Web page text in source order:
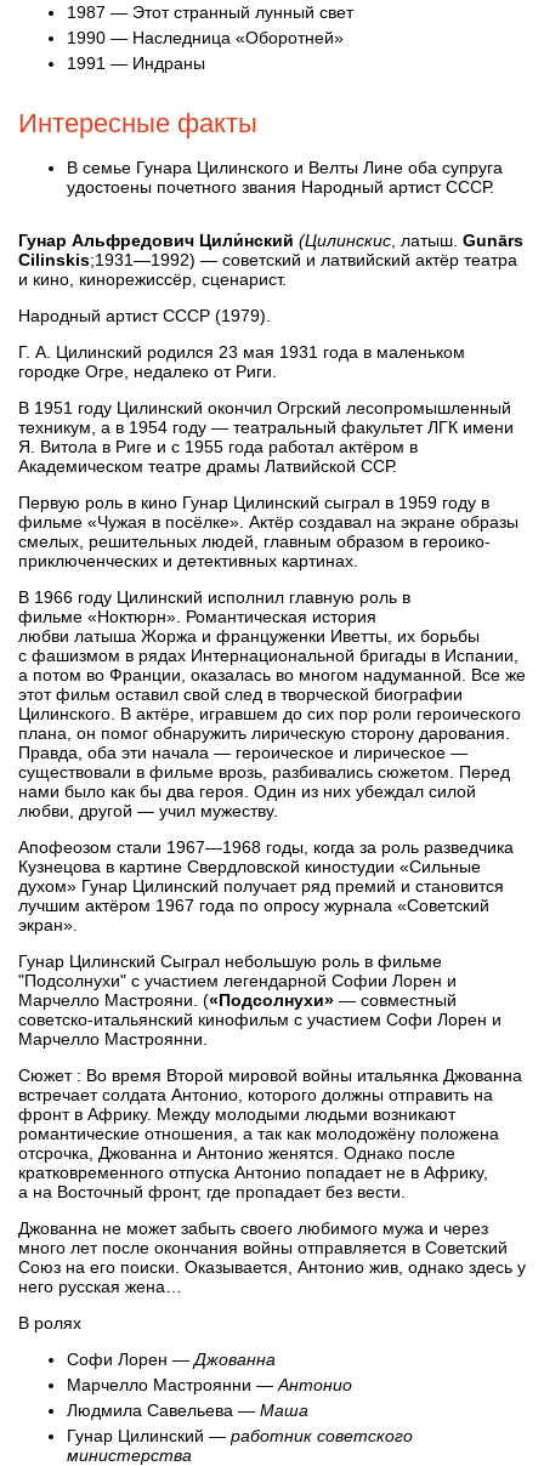
1987 — Этот странный лунный свет
1990 — Наследница «Оборотней»
1991 — Индраны
Интересные факты
В семье Гунара Цилинского и Велты Лине оба супруга
удостоены почетного звания Народный артист СССР.
Гунар Альфредович Цили́нский (Цилинскис , латыш. Gunārs
Cilinskis;1931—1992) — советский и латвийский актёр театра
и кино, кинорежиссёр, сценарист.
Народный артист СССР (1979).
Г. А. Цилинский родился 23 мая 1931 года в маленьком
городке Огре, недалеко от Риги.
В 1951 году Цилинский окончил Огрский лесопромышленный
техникум, а в 1954 году — театральный факультет ЛГК имени
Я. Витола в Риге и с 1955 года работал актёром в
Академическом театре драмы Латвийской ССР.
Первую роль в кино Гунар Цилинский сыграл в 1959 году в
фильме «Чужая в посёлке». Актёр создавал на экране образы
смелых, решительных людей, главным образом в героико-
приключенческих и детективных картинах.
В 1966 году Цилинский исполнил главную роль в
фильме «Ноктюрн». Романтическая история
любви латыша Жоржа и француженки Иветты, их борьбы
с фашизмом в рядах Интернациональной бригады в Испании,
а потом во Франции, оказалась во многом надуманной. Все же
этот фильм оставил свой след в творческой биографии
Цилинского. В актёре, игравшем до сих пор роли героического
плана, он помог обнаружить лирическую сторону дарования.
Правда, оба эти начала — героическое и лирическое —
существовали в фильме врозь, разбивались сюжетом. Перед
нами было как бы два героя. Один из них убеждал силой
любви, другой — учил мужеству.
Апофеозом стали 1967—1968 годы, когда за роль разведчика
Кузнецова в картине Свердловской киностудии «Сильные
духом» Гунар Цилинский получает ряд премий и становится
лучшим актёром 1967 года по опросу журнала «Советский
экран».
Гунар Цилинский Сыграл небольшую роль в фильме
"Подсолнухи" с участием легендарной Софии Лорен и
Марчелло Мастрояни. («Подсолнухи» — совместный
советско-итальянский кинофильм с участием Софи Лорен и
Марчелло Мастроянни.
Сюжет : Во время Второй мировой войны итальянка Джованна
встречает солдата Антонио, которого должны отправить на
фронт в Африку. Между молодыми людьми возникают
романтические отношения, а так как молодожёну положена
отсрочка, Джованна и Антонио женятся. Однако после
кратковременного отпуска Антонио попадает не в Африку,
а на Восточный фронт, где пропадает без вести.
Джованна не может забыть своего любимого мужа и через
много лет после окончания войны отправляется в Советский
Союз на его поиски. Оказывается, Антонио жив, однако здесь у
него русская жена…
В ролях
Софи Лорен — Джованна
Марчелло Мастроянни — Антонио
Людмила Савельева — Маша
Гунар Цилинский — работник советского
министерства